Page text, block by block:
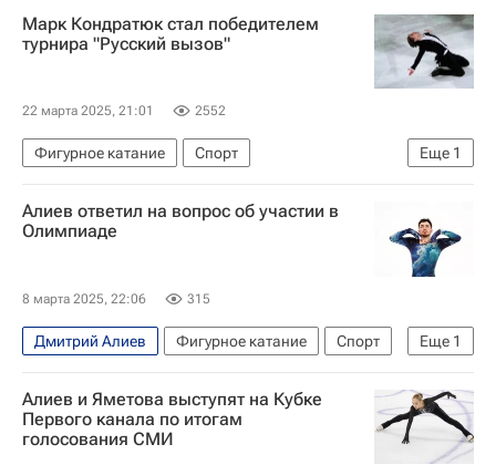
Материалы РИА Спорт
Анна Щербакова
Александра Игнатова (Трусова)
Макар Игнатов
Марк Кондратюк стал победителем
турнира "Русский вызов"
22 марта 2025, 21:01 2552
Еще 1
Фигурное катание
Спорт
Марк Кондратюк
Алиев ответил на вопрос об участии в
Олимпиаде
8 марта 2025, 22:06 315
Еще 1
Дмитрий Алиев Фигурное катание
Спорт
Олимпийские игры
Алиев и Яметова выступят на Кубке
Первого канала по итогам
голосования СМИ